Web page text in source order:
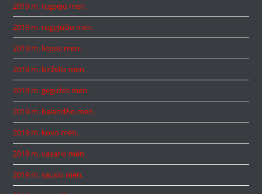
2019 m. rugsėjo mėn.
2019 m. rugpjūčio mėn.
2019 m. liepos mėn.
2019 m. birželio mėn.
2019 m. gegužės mėn.
2019 m. balandžio mėn.
2019 m. kovo mėn.
2019 m. vasario mėn.
2019 m. sausio mėn.